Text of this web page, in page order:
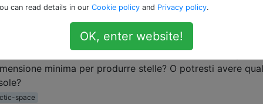
al di fuori delle galassie?
abbastanza densa da formare stelle al di fuori di
minima per produrre stelle? O potresti avere
space
can read details in our Cookie policy and Privacy policy.
OK, enter website!